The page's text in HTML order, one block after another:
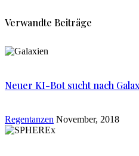
Verwandte Beiträge
Neuer KI-Bot sucht nach
Regentanzen November, 2018